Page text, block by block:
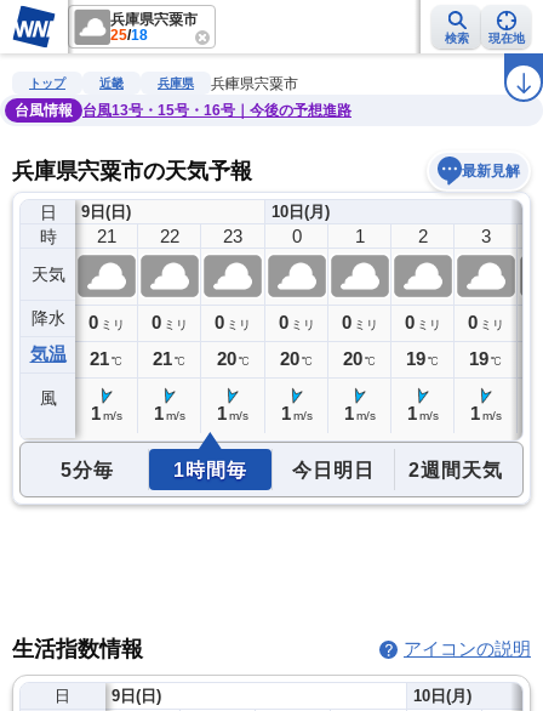
兵庫県宍粟市
25/18 検索 現在地
雨雲レーダー 台風情報 地震情報 ラ
トップ 近畿 兵庫県
兵庫県宍粟市
台風情報
台風13号・15号・16号｜今後の予想進路
兵庫県宍粟市の天気予報 最新見解
日
時
天気
降水
気温
風
9日(日)
20
0ミリ
21℃
21
0 ミリ
21℃
1 m/s
22
0 ミリ
21℃
1 m/s
23
0 ミリ
20 ℃
1m/s
10日(月)
0
0 ミリ
20℃
1 m/s
1
0 ミリ
20℃
1 m/s
2
0 ミリ
19℃
1 m/s
3
0 ミリ
19℃
1 m/s
5分毎 1時間毎 今日明日 2週間天気
生活指数情報 アイコンの説明
日
9日(日) 10日(月)